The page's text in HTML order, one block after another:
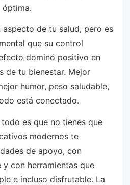
óptima.
aspecto de tu salud, pero es
que su control
dominó positivo en
de tu bienestar. Mejor
humor, peso saludable,
está conectado.
es que no tienes que
modernos te
de apoyo, con
con herramientas que
e incluso disfrutable. La